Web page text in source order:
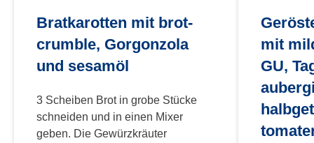
Bratkarotten mit brot-
crumble, Gorgonzola
und sesamöl
3 Scheiben Brot in grobe Stücke
schneiden und in einen Mixer
geben. Die Gewürzkräuter
mit
GU,